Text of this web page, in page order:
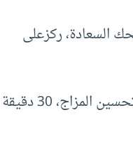
في حياتك تمنحك السعادة، ركزعلى
: يقول الخبراء بأن التمارين تساعد على تحسين المزاج، 30 دقيقة